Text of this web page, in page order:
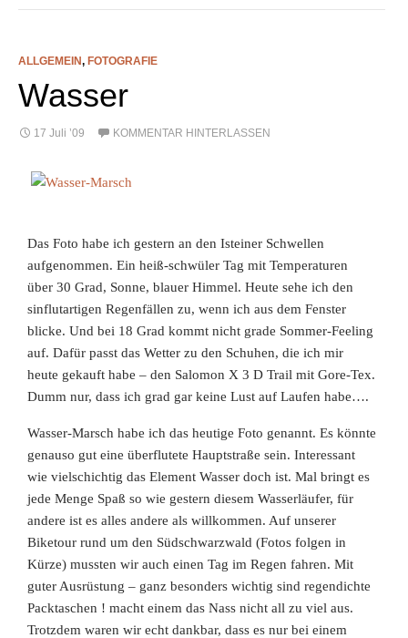
ALLGEMEIN, FOTOGRAFIE
Wasser
17 Juli ’09 KOMMENTAR HINTERLASSEN
Das Foto habe ich gestern an den Isteiner Schwellen
aufgenommen. Ein heiß-schwüler Tag mit Temperaturen
über 30 Grad, Sonne, blauer Himmel. Heute sehe ich den
sinflutartigen Regenfällen zu, wenn ich aus dem Fenster
blicke. Und bei 18 Grad kommt nicht grade Sommer-Feeling
auf. Dafür passt das Wetter zu den Schuhen, die ich mir
heute gekauft habe – den Salomon X 3 D Trail mit Gore-Tex.
Dumm nur, dass ich grad gar keine Lust auf Laufen habe….
Wasser-Marsch habe ich das heutige Foto genannt. Es könnte
genauso gut eine überflutete Hauptstraße sein. Interessant
wie vielschichtig das Element Wasser doch ist. Mal bringt es
jede Menge Spaß so wie gestern diesem Wasserläufer, für
andere ist es alles andere als willkommen. Auf unserer
Biketour rund um den Südschwarzwald (Fotos folgen in
Kürze) mussten wir auch einen Tag im Regen fahren. Mit
guter Ausrüstung – ganz besonders wichtig sind regendichte
Packtaschen ! macht einem das Nass nicht all zu viel aus.
Trotzdem waren wir echt dankbar, dass es nur bei einem